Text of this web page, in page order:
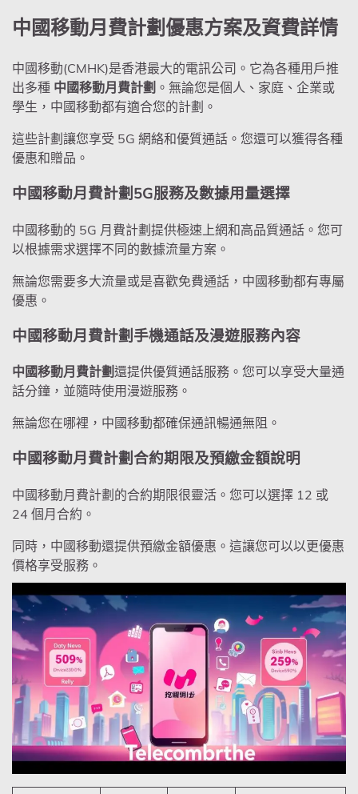
中國移動月費計劃優惠方案及資費詳情
中國移動(CMHK)是香港最大的電訊公司。它為各種用戶推
出多種 中國移動月費計劃 。無論您是個人、家庭、企業或
學生，中國移動都有適合您的計劃。
這些計劃讓您享受 5G 網絡和優質通話。您還可以獲得各種
優惠和贈品。
中國移動月費計劃5G服務及數據用量選擇
中國移動的 5G 月費計劃提供極速上網和高品質通話。您可
以根據需求選擇不同的數據流量方案。
無論您需要多大流量或是喜歡免費通話，中國移動都有專屬
優惠。
中國移動月費計劃手機通話及漫遊服務內容
中國移動月費計劃還提供優質通話服務。您可以享受大量通
話分鐘，並隨時使用漫遊服務。
無論您在哪裡，中國移動都確保通訊暢通無阻。
中國移動月費計劃合約期限及預繳金額說明
中國移動月費計劃的合約期限很靈活。您可以選擇 12 或
24 個月合約。
同時，中國移動還提供預繳金額優惠。這讓您可以以更優惠
價格享受服務。